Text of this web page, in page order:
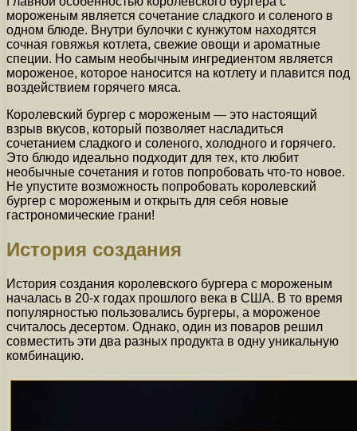
мороженым является сочетание сладкого и соленого в
одном блюде. Внутри булочки с кунжутом находятся
сочная говяжья котлета, свежие овощи и ароматные
специи. Но самым необычным ингредиентом является
мороженое, которое наносится на котлету и плавится под
воздействием горячего мяса.
Королевский бургер с мороженым — это настоящий
взрыв вкусов, который позволяет насладиться
сочетанием сладкого и соленого, холодного и горячего.
Это блюдо идеально подходит для тех, кто любит
необычные сочетания и готов попробовать что-то новое.
Не упустите возможность попробовать королевский
бургер с мороженым и открыть для себя новые
гастрономические грани!
История создания
История создания королевского бургера с мороженым
началась в 20-х годах прошлого века в США. В то время
популярностью пользовались бургеры, а мороженое
считалось десертом. Однако, один из поваров решил
совместить эти два разных продукта в одну уникальную
комбинацию.